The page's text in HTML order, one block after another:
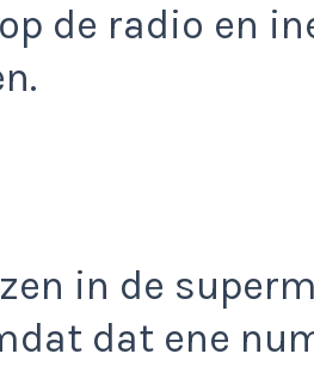
de radio en
in de
dat ene